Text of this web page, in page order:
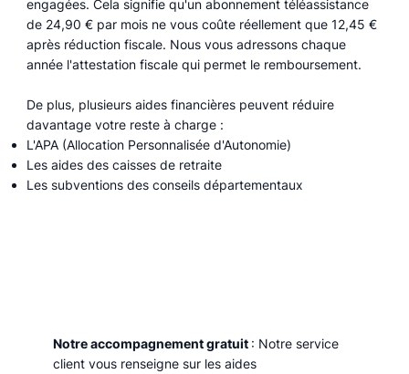
engagées. Cela signifie qu'un abonnement téléassistance
de 24,90 € par mois ne vous coûte réellement que 12,45 €
après réduction fiscale. Nous vous adressons chaque
année l'attestation fiscale qui permet le remboursement.
De plus, plusieurs aides financières peuvent réduire
davantage votre reste à charge :
L'APA (Allocation Personnalisée d'Autonomie)
Les aides des caisses de retraite
Les subventions des conseils départementaux
Notre accompagnement gratuit : Notre service
client vous renseigne sur les aides